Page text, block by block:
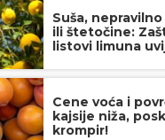
Suša,
ili štetočine:
listovi limuna
Cene voća i
kajsije niža,
krompir!